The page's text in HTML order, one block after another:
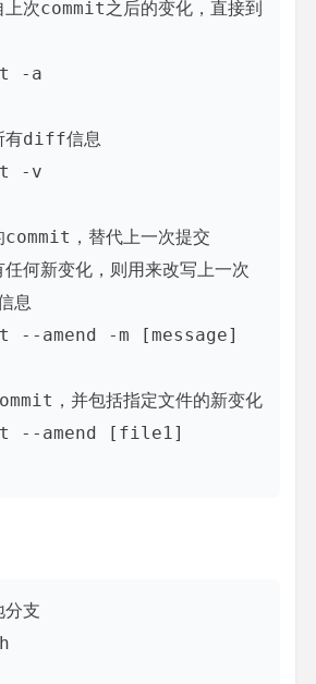
次commit之后的变化，直接到
-a
有diff信息
-v
，替代上一次提交
何新变化，则用来改写上一次
息
--amend -m [message]
，并包括指定文件的新变化
--amend [file1]
支